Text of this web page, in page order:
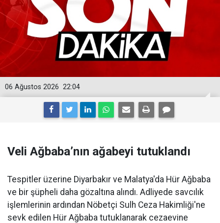
22:04
06 Ağustos 2026
Veli Ağbaba’nın ağabeyi tutuklandı
Tespitler üzerine Diyarbakır ve Malatya'da Hür Ağbaba
ve bir şüpheli daha gözaltına alındı. Adliyede savcılık
işlemlerinin ardından Nöbetçi Sulh Ceza Hakimliği'ne
sevk edilen Hür Ağbaba tutuklanarak cezaevine